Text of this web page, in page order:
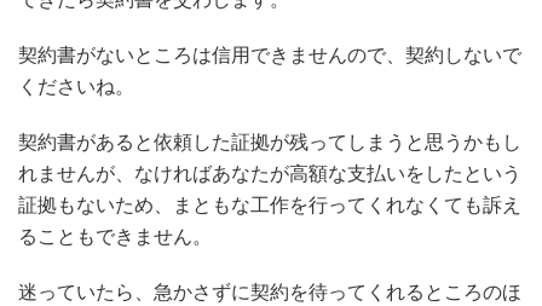
契約書がないところは信用できませんので、契約しないで
くださいね。
契約書があると依頼した証拠が残ってしまうと思うかもし
れませんが、なければあなたが高額な支払いをしたという
証拠もないため、まともな工作を行ってくれなくても訴え
ることもできません。
迷っていたら、急かさずに契約を待ってくれるところのほ